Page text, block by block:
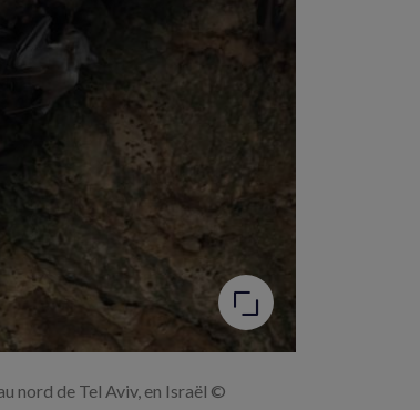
nord de Tel Aviv, en Israël ©